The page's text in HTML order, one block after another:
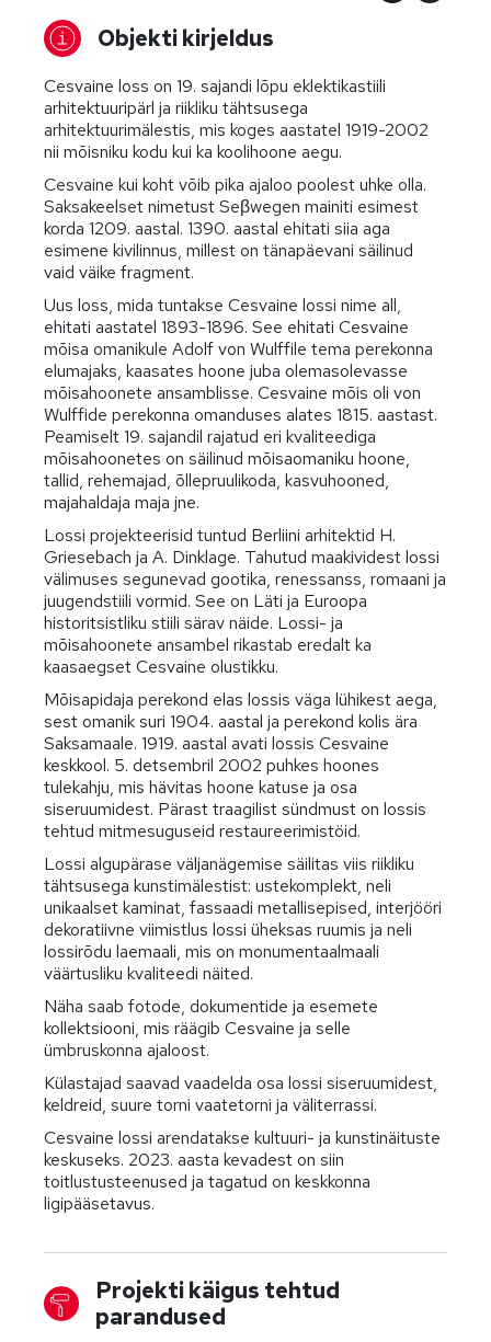
Objekti kirjeldus
Cesvaine loss on 19. sajandi lõpu eklektikastiili
arhitektuuripärl ja riikliku tähtsusega
arhitektuurimälestis, mis koges aastatel 1919-2002
nii mõisniku kodu kui ka koolihoone aegu.
Cesvaine kui koht võib pika ajaloo poolest uhke olla.
Saksakeelset nimetust Seβwegen mainiti esimest
korda 1209. aastal. 1390. aastal ehitati siia aga
esimene kivilinnus, millest on tänapäevani säilinud
vaid väike fragment.
Uus loss, mida tuntakse Cesvaine lossi nime all,
ehitati aastatel 1893-1896. See ehitati Cesvaine
mõisa omanikule Adolf von Wulffile tema perekonna
elumajaks, kaasates hoone juba olemasolevasse
mõisahoonete ansamblisse. Cesvaine mõis oli von
Wulffide perekonna omanduses alates 1815. aastast.
Peamiselt 19. sajandil rajatud eri kvaliteediga
mõisahoonetes on säilinud mõisaomaniku hoone,
tallid, rehemajad, õllepruulikoda, kasvuhooned,
majahaldaja maja jne.
Lossi projekteerisid tuntud Berliini arhitektid H.
Griesebach ja A. Dinklage. Tahutud maakividest lossi
välimuses segunevad gootika, renessanss, romaani ja
juugendstiili vormid. See on Läti ja Euroopa
historitsistliku stiili särav näide. Lossi- ja
mõisahoonete ansambel rikastab eredalt ka
kaasaegset Cesvaine olustikku.
Mõisapidaja perekond elas lossis väga lühikest aega,
sest omanik suri 1904. aastal ja perekond kolis ära
Saksamaale. 1919. aastal avati lossis Cesvaine
keskkool. 5. detsembril 2002 puhkes hoones
tulekahju, mis hävitas hoone katuse ja osa
siseruumidest. Pärast traagilist sündmust on lossis
tehtud mitmesuguseid restaureerimistöid.
Lossi algupärase väljanägemise säilitas viis riikliku
tähtsusega kunstimälestist: ustekomplekt, neli
unikaalset kaminat, fassaadi metallisepised, interjööri
dekoratiivne viimistlus lossi üheksas ruumis ja neli
lossirõdu laemaali, mis on monumentaalmaali
väärtusliku kvaliteedi näited.
Näha saab fotode, dokumentide ja esemete
kollektsiooni, mis räägib Cesvaine ja selle
ümbruskonna ajaloost.
Külastajad saavad vaadelda osa lossi siseruumidest,
keldreid, suure torni vaatetorni ja väliterrassi.
Cesvaine lossi arendatakse kultuuri- ja kunstinäituste
keskuseks. 2023. aasta kevadest on siin
toitlustusteenused ja tagatud on keskkonna
ligipääsetavus.
Projekti käigus tehtud
parandused